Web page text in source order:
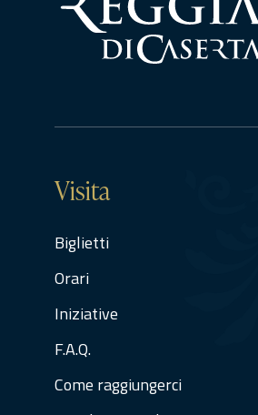
Visita
Biglietti
Orari
Iniziative
F.A.Q.
Come raggiungerci